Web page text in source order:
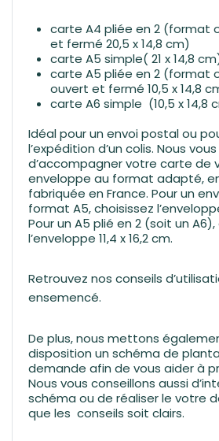
carte A4 pliée en 2 (format
et fermé 20,5 x 14,8 cm)
carte A5 simple( 21 x 14,8
carte A5 pliée en 2 (format
ouvert et fermé 10,5 x 14,8
carte A6 simple (10,5 x 14,8
Idéal pour un envoi postal ou
l’expédition d’un colis. Nous
d’accompagner votre carte de
enveloppe au format adapté,
fabriquée en France. Pour un
format A5, choisissez
Pour un A5 plié en 2 (soit un
l’enveloppe 11,4 x 16,2 cm.
Retrouvez nos conseils
ensemencé.
De plus, nous mettons
disposition un schéma de
demande afin de vous aider à
Nous vous conseillons aussi
schéma ou de réaliser le votre
que les conseils soit clairs.